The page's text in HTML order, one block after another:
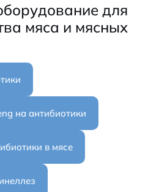
для
мяса и мясных
на антибиотики
в мясе